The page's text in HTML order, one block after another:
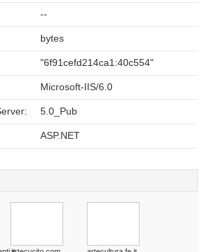
--
bytes
"6f91cefd214ca1:40c554"
Microsoft-IIS/6.0
5.0_Pub
ASP.NET